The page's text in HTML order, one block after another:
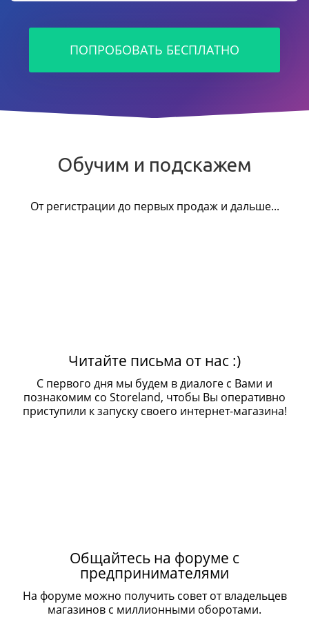
ПОПРОБОВАТЬ БЕСПЛАТНО
Обучим и подскажем
От регистрации до первых продаж и дальше...
Читайте письма от нас :)
С первого дня мы будем в диалоге с Вами и
познакомим со Storeland, чтобы Вы оперативно
приступили к запуску своего интернет-магазина!
Общайтесь на форуме с
предпринимателями
На форуме можно получить совет от владельцев
магазинов с миллионными оборотами.